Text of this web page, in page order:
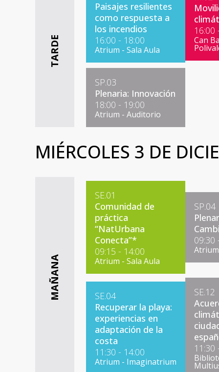
TARDE
Paisajes resilientes
como respuesta a
los incendios
16:00 - 18:00
Atrium - Sala Aula
16:00
Can
SP.03
Plenaria: Innovación
18:00 - 19:00
Atrium - Auditorio
MIÉRCOLES 3 DE
MAÑANA
SE.01
Comunidad de
práctica
“NatUrbana
Conecta”*
09:15 - 14:00
Atrium - Sala Aula
SP.04
09:30
SE.04
Recuperar la playa:
experiencias en
adaptación de la
costa
11:30 - 14:00
Atrium - Imaginatrium
SE.12
11:30